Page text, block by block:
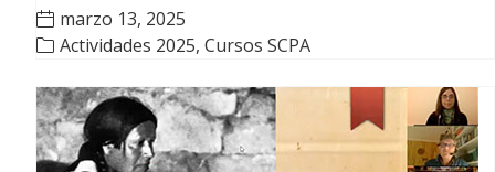
marzo 13, 2025
Actividades 2025, Cursos SCPA